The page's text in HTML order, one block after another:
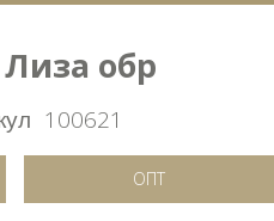
обр
100621
ОПТ